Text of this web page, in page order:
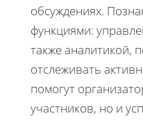
обсуждениях.
функциями:
также аналитикой,
отслеживать
помогут
участников, но и